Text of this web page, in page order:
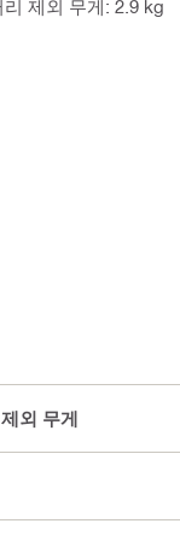
리 제외 무게: 2.9 kg
외 무게